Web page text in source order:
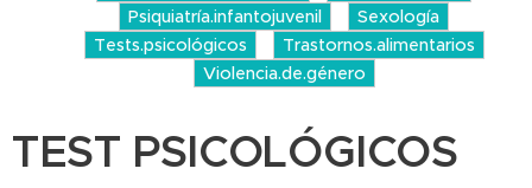
Psiquiatría.infantojuvenil
Sexología
Tests.psicológicos
Trastornos.alimentarios
Violencia.de.género
TEST PSICOLÓGICOS